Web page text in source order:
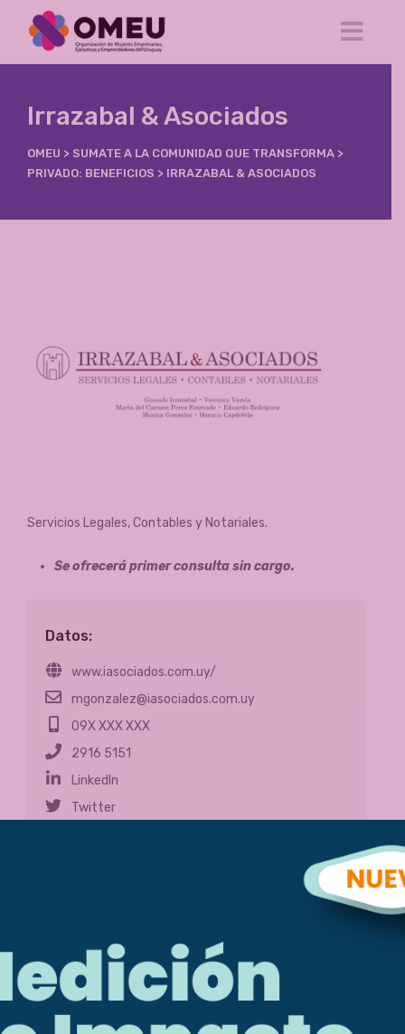
Irrazabal & Asociados
OMEU > SUMATE A LA COMUNIDAD QUE TRANSFORMA >
PRIVADO: BENEFICIOS > IRRAZABAL & ASOCIADOS
Servicios Legales, Contables y Notariales.
Se ofrecerá primer consulta sin cargo.
Datos:
www.iasociados.com.uy/
mgonzalez@iasociados.com.uy
09X XXX XXX
2916 5151
LinkedIn
Twitter
Volver al índice